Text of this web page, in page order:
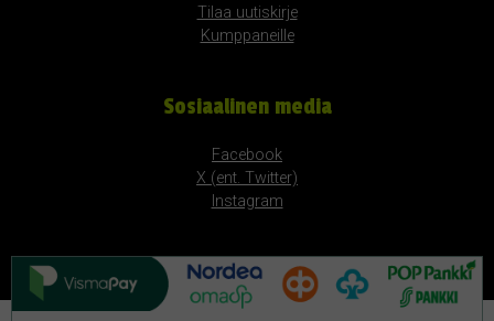
Tilaa uutiskirje
Kumppaneille
Sosiaalinen media
Facebook
X (ent. Twitter)
Instagram